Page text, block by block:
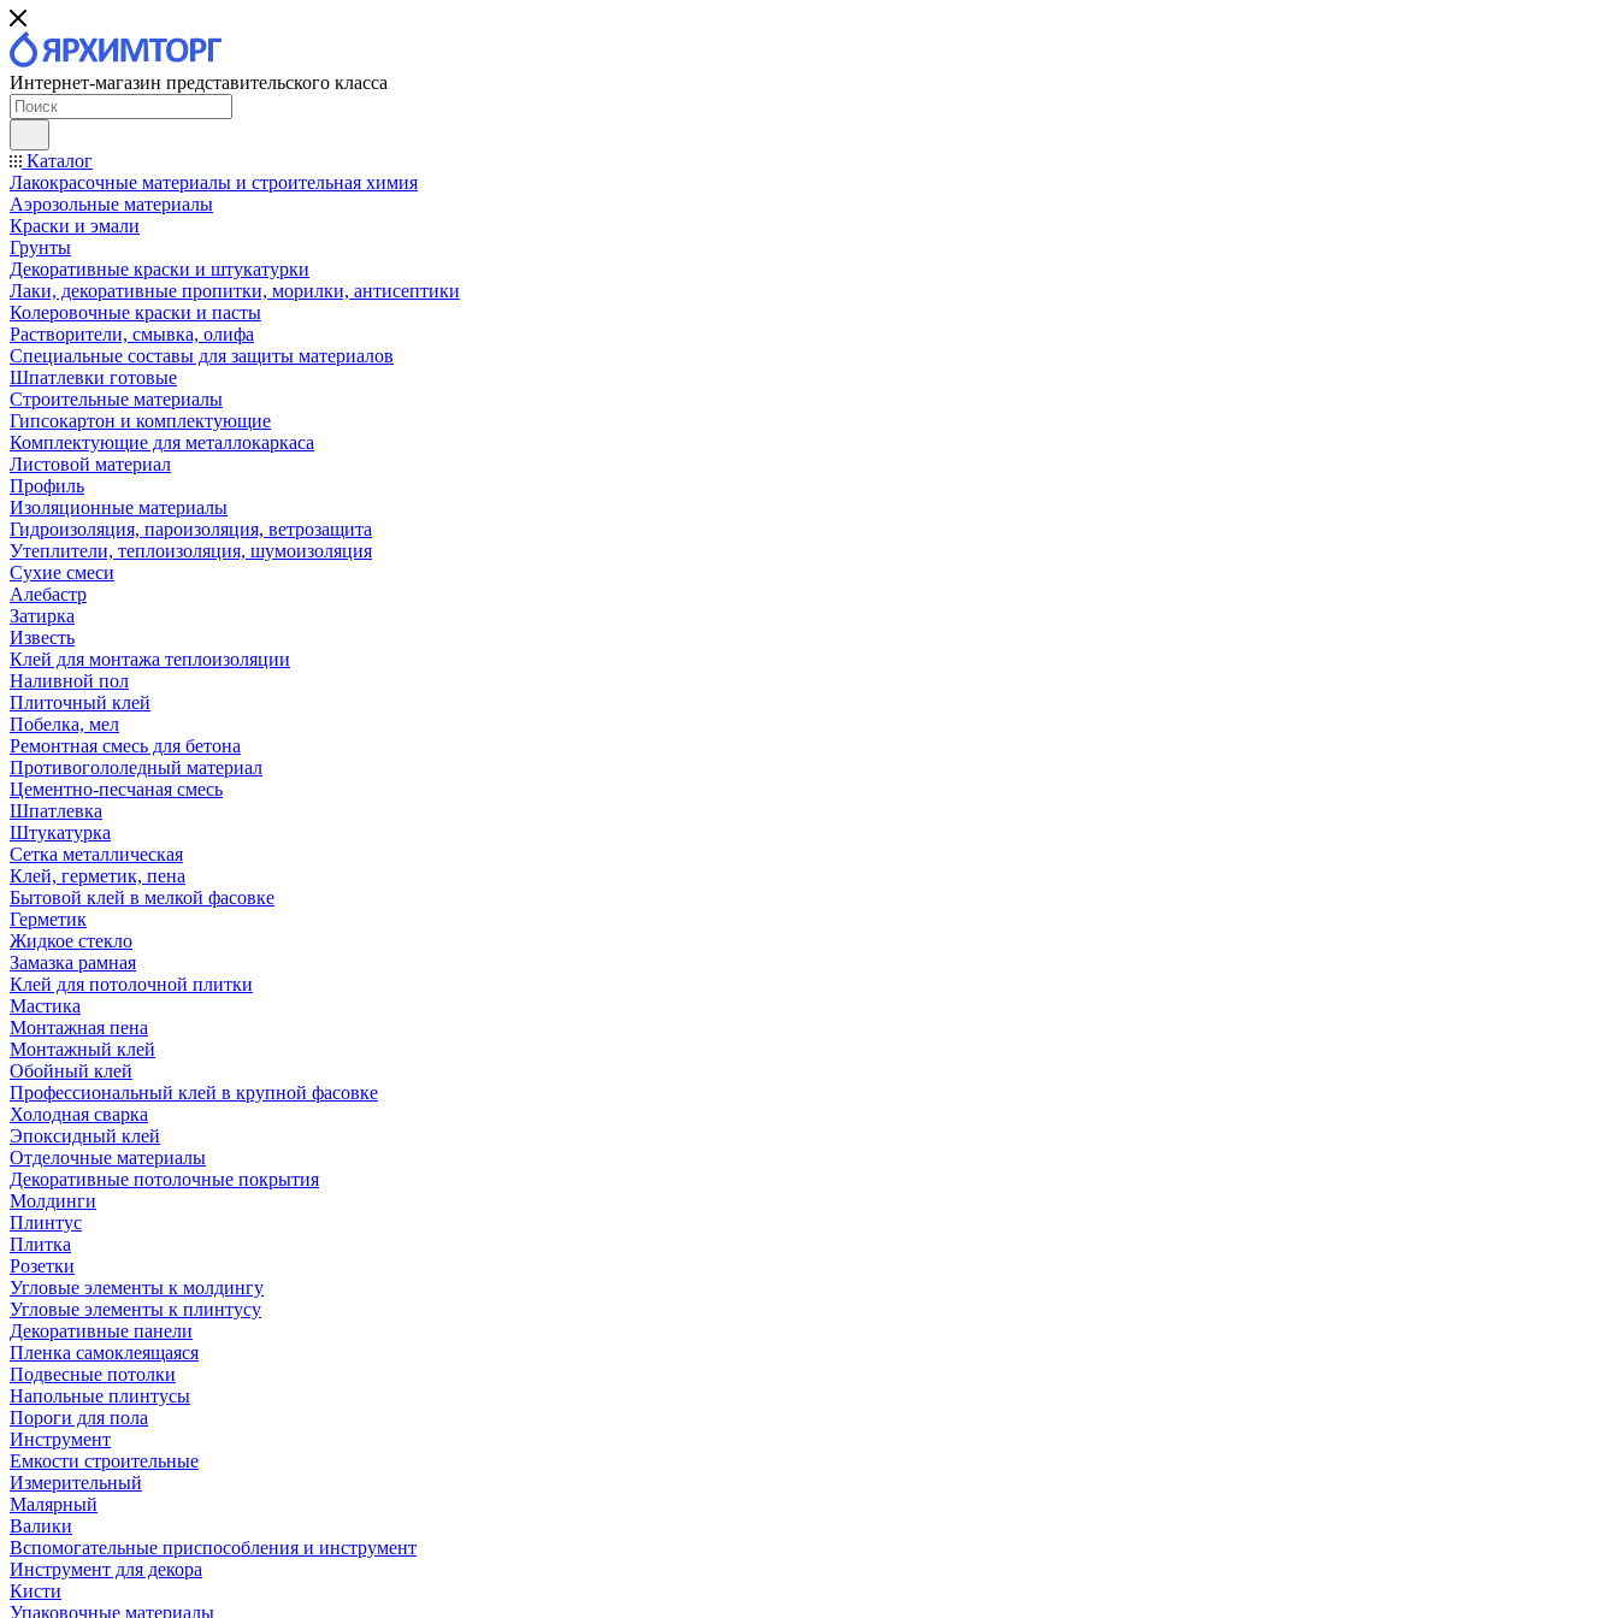
Интернет-магазин представительского класса
Каталог
Лакокрасочные материалы и строительная химия
Аэрозольные материалы
Краски и эмали
Грунты
Декоративные краски и штукатурки
Лаки, декоративные пропитки, морилки, антисептики
Колеровочные краски и пасты
Растворители, смывка, олифа
Специальные составы для защиты материалов
Шпатлевки готовые
Строительные материалы
Гипсокартон и комплектующие
Комплектующие для металлокаркаса
Листовой материал
Профиль
Изоляционные материалы
Гидроизоляция, пароизоляция, ветрозащита
Утеплители, теплоизоляция, шумоизоляция
Сухие смеси
Алебастр
Затирка
Известь
Клей для монтажа теплоизоляции
Наливной пол
Плиточный клей
Побелка, мел
Ремонтная смесь для бетона
Противогололедный материал
Цементно-песчаная смесь
Шпатлевка
Штукатурка
Сетка металлическая
Клей, герметик, пена
Бытовой клей в мелкой фасовке
Герметик
Жидкое стекло
Замазка рамная
Клей для потолочной плитки
Мастика
Монтажная пена
Монтажный клей
Обойный клей
Профессиональный клей в крупной фасовке
Холодная сварка
Эпоксидный клей
Отделочные материалы
Декоративные потолочные покрытия
Молдинги
Плинтус
Плитка
Розетки
Угловые элементы к молдингу
Угловые элементы к плинтусу
Декоративные панели
Пленка самоклеящаяся
Подвесные потолки
Напольные плинтусы
Пороги для пола
Инструмент
Емкости строительные
Измерительный
Малярный
Валики
Вспомогательные приспособления и инструмент
Инструмент для декора
Кисти
Упаковочные материалы